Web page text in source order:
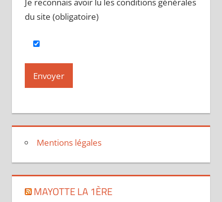
Je reconnais avoir lu les conditions générales
du site (obligatoire)
Mentions légales
MAYOTTE LA 1ÈRE